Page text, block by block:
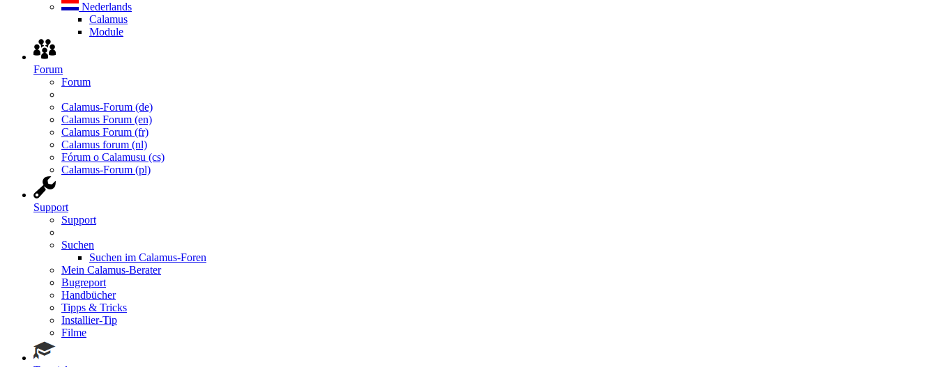
Nederlands
Calamus
Module
Forum
Forum
Calamus-Forum (de)
Calamus Forum (en)
Calamus Forum (fr)
Calamus forum (nl)
Fórum o Calamusu (cs)
Calamus-Forum (pl)
Support
Support
Suchen
Suchen im Calamus-Foren
Mein Calamus-Berater
Bugreport
Handbücher
Tipps & Tricks
Installier-Tip
Filme